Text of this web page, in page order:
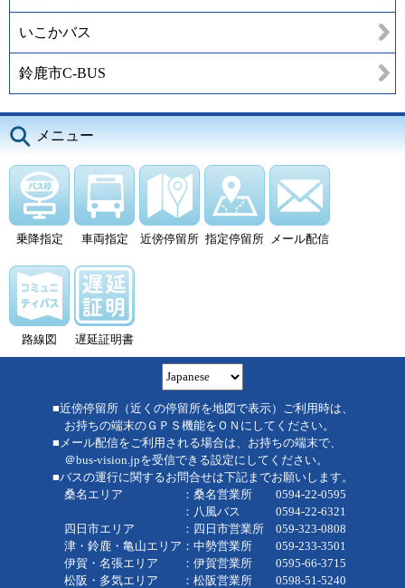
いこかバス
鈴鹿市C-BUS
メニュー
乗降指定 車両指定 近傍停留所 指定停留所 メール配信
路線図 遅延証明書
■近傍停留所（近くの停留所を地図で表示）ご利用時は、
お持ちの端末のＧＰＳ機能をＯＮにしてください。
■メール配信をご利用される場合は、お持ちの端末で、
＠bus-vision.jpを受信できる設定にしてください。
■バスの運行に関するお問合せは下記までお願いします。
桑名エリア ：桑名営業所 0594-22-0595
：八風バス 0594-22-6321
四日市エリア ：四日市営業所 059-323-0808
津・鈴鹿・亀山エリア：中勢営業所 059-233-3501
伊賀・名張エリア ：伊賀営業所 0595-66-3715
松阪・多気エリア ：松阪営業所 0598-51-5240